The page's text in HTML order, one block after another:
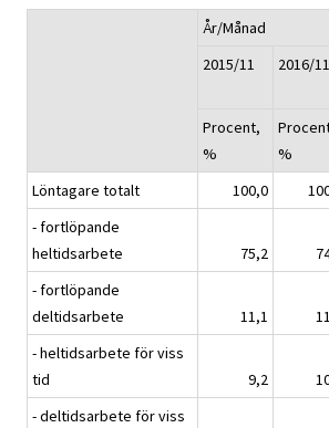
År/Månad
2015/11
2016/11
Procent,
%
%
Löntagare totalt 100,0
- fortlöpande
heltidsarbete
75,2
- fortlöpande
deltidsarbete
11,1
- heltidsarbete för viss
tid
9,2
- deltidsarbete för viss